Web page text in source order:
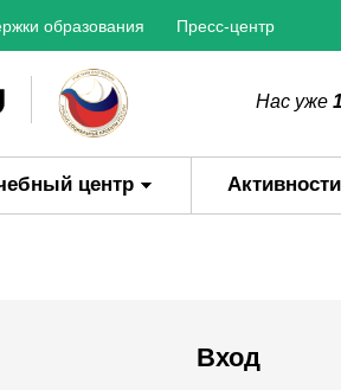
образования Пресс-центр
Нас уже
центр Активности
Вход